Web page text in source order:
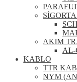
AKIM
AL-
KABLO
TTR
NYM